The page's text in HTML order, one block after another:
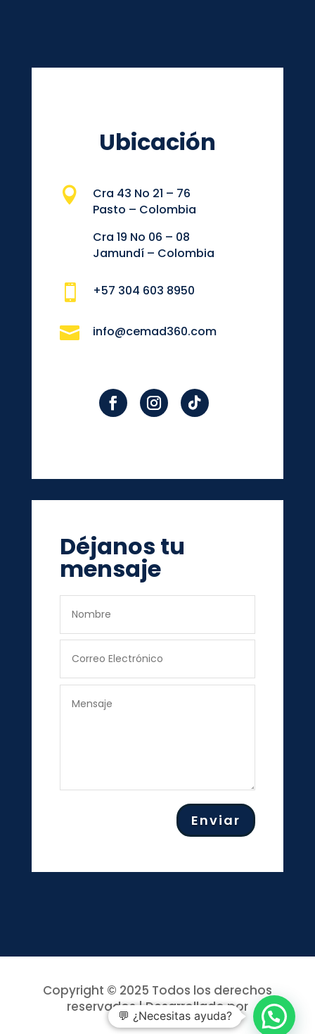
Ubicación

Cra 43 No 21 – 76
Pasto – Colombia
Cra 19 No 06 – 08
Jamundí – Colombia
 +57 304 603 8950
 info@cemad360.com
Déjanos tu
mensaje
Enviar
Copyright © 2025 Todos los derechos
reservados | Desarrollado por
Cemad360
💬 ¿Necesitas ayuda?